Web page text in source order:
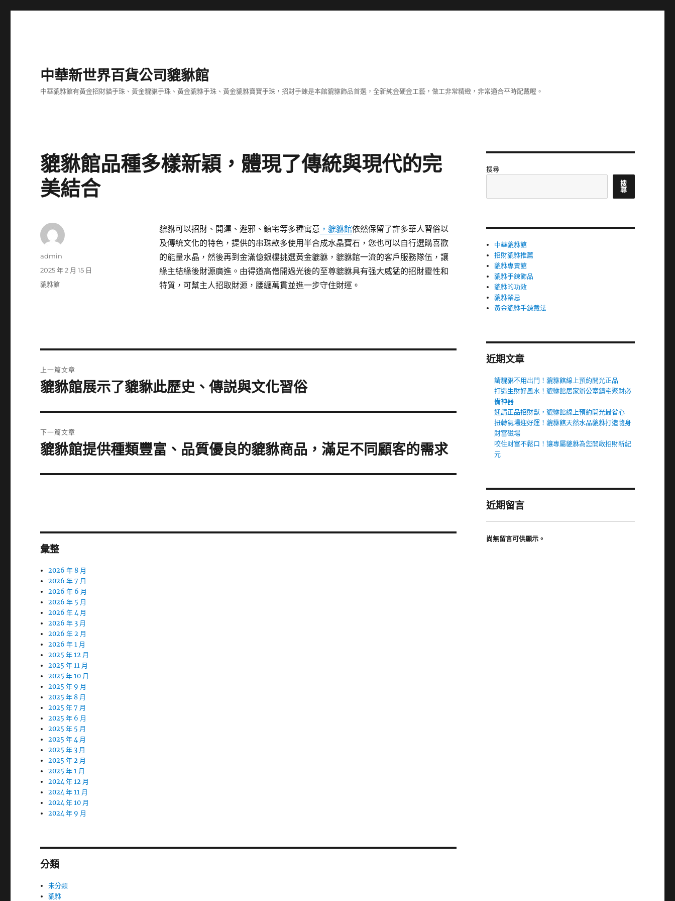
中華新世界百貨公司貔貅館
中華貔貅館有黃金招財貓手珠、黃金貔貅手珠、黃金貔貅手珠、黃金貔貅寶寶手珠，招財手鍊是本館貔貅飾品首選，全新純金硬金工藝，做工非常精緻，非常適合平時配戴喔。
貔貅館品種多樣新穎，體現了傳統與現代的完
美結合
貔貅可以招財、開運、避邪、鎮宅等多種寓意 ，貔貅館依然保留了許多華人習俗以
及傳統文化的特色，提供的串珠款多使用半合成水晶寶石，您也可以自行選購喜歡
的能量水晶，然後再到金滿億銀樓挑選黃金貔貅，貔貅館一流的客戶服務隊伍，讓
緣主結緣後財源廣進。由得道高僧開過光後的至尊貔貅具有强大威猛的招財靈性和
特質，可幫主人招取財源，腰纏萬貫並進一步守住財運。
作
admin
發
佈
2025 年 2 月 15 日
分
貔貅館
章
上一篇文章
上
篇
文
章:
貔貅館展示了貔貅此歷史、傳説與文化習俗
下一篇文章
下
篇
貔貅館提供種類豐富、品質優良的貔貅商品，滿足不同顧客的需求
彙整
2026 年 8 月
2026 年 7 月
2026 年 6 月
2026 年 5 月
2026 年 4 月
2026 年 3 月
2026 年 2 月
2026 年 1 月
2025 年 12 月
2025 年 11 月
2025 年 10 月
2025 年 9 月
2025 年 8 月
2025 年 7 月
2025 年 6 月
2025 年 5 月
2025 年 4 月
2025 年 3 月
2025 年 2 月
2025 年 1 月
2024 年 12 月
2024 年 11 月
2024 年 10 月
2024 年 9 月
分類
未分類
貔貅
搜尋
搜
尋
中華貔貅館
招財貔貅推薦
貔貅專賣館
貔貅手鍊飾品
貔貅的功效
貔貅禁忌
黃金貔貅手鍊戴法
近期文章
請貔貅不用出門！貔貅館線上預約開光正品
打造生財好風水！貔貅館居家辦公室鎮宅聚財必
備神器
迎請正品招財獸，貔貅館線上預約開光最省心
扭轉氣場迎好運！貔貅館天然水晶貔貅打造隨身
財富磁場
咬住財富不鬆口！讓專屬貔貅為您開啟招財新紀
元
近期留言
尚無留言可供顯示。